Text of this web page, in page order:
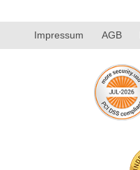
Impressum AGB